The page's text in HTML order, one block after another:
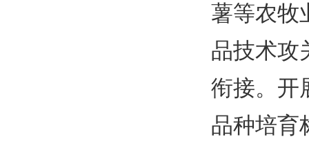
薯等农牧
品技术攻
衔接。开
品种培育